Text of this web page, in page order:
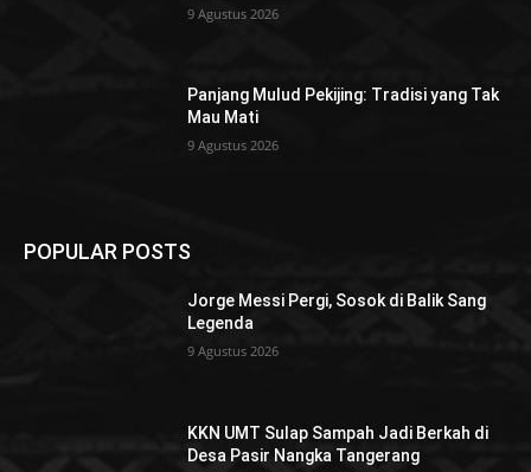
9 Agustus 2026
Panjang Mulud Pekijing: Tradisi yang Tak
Mau Mati
9 Agustus 2026
POPULAR POSTS
Jorge Messi Pergi, Sosok di Balik Sang
Legenda
9 Agustus 2026
KKN UMT Sulap Sampah Jadi Berkah di
Desa Pasir Nangka Tangerang